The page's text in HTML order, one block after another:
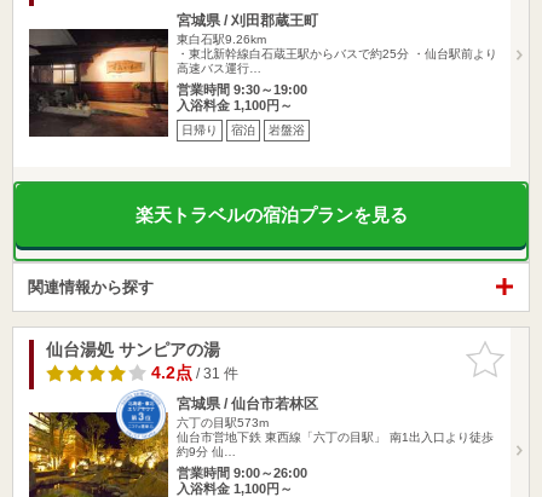
宮城県 / 刈田郡蔵王町
東白石駅9.26km
・東北新幹線白石蔵王駅からバスで約25分 ・仙台駅前より
高速バス運行…
営業時間 9:30～19:00
入浴料金 1,100円～
日帰り 宿泊 岩盤浴
楽天トラベルの宿泊プランを見る
関連情報から探す
お気に入
りに追加
仙台湯処 サンピアの湯
4.2点/ 31 件
宮城県 / 仙台市若林区
六丁の目駅573m
仙台市営地下鉄 東西線「六丁の目駅」 南1出入口より徒歩
約9分 仙…
営業時間 9:00～26:00
入浴料金 1,100円～